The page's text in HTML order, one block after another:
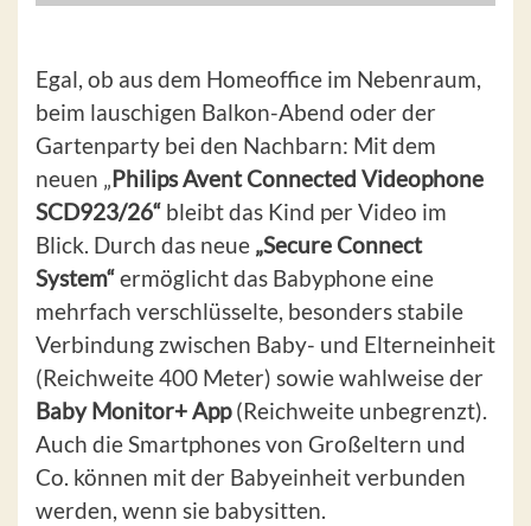
Egal, ob aus dem Homeoffice im Nebenraum,
beim lauschigen Balkon-Abend oder der
Gartenparty bei den Nachbarn: Mit dem
neuen „Philips Avent Connected Videophone
SCD923/26“ bleibt das Kind per Video im
Blick. Durch das neue „Secure Connect
System“ermöglicht das Babyphone eine
mehrfach verschlüsselte, besonders stabile
Verbindung zwischen Baby- und Elterneinheit
(Reichweite 400 Meter) sowie wahlweise der
Baby Monitor+ App(Reichweite unbegrenzt).
Auch die Smartphones von Großeltern und
Co. können mit der Babyeinheit verbunden
werden, wenn sie babysitten.